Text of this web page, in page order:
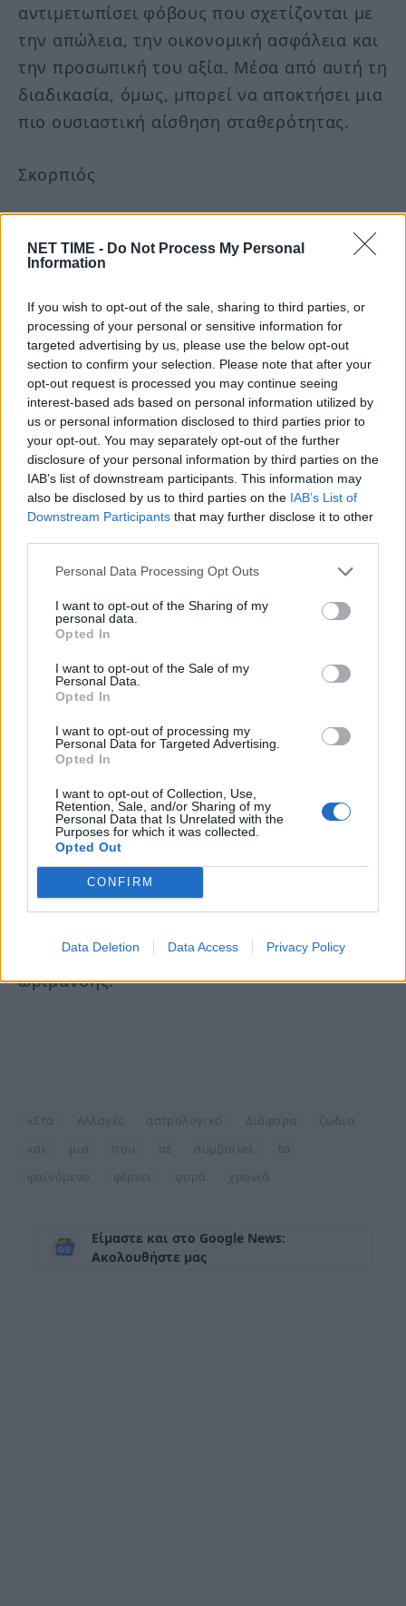
NET TIME - Do Not Process My Personal
Information
If you wish to opt-out of the sale, sharing to third parties, or
processing of your personal or sensitive information for
targeted advertising by us, please use the below opt-out
section to confirm your selection. Please note that after your
opt-out request is processed you may continue seeing
interest-based ads based on personal information utilized by
us or personal information disclosed to third parties prior to
your opt-out. You may separately opt-out of the further
disclosure of your personal information by third parties on the
IAB’s list of downstream participants. This information may
also be disclosed by us to third parties on the IAB’s List of
Downstream Participants that may further disclose it to other
Personal Data Processing Opt Outs
I want to opt-out of the Sharing of my
personal data.
Opted In
I want to opt-out of the Sale of my
Personal Data.
Opted In
I want to opt-out of processing my
Personal Data for Targeted Advertising.
Opted In
I want to opt-out of Collection, Use,
Retention, Sale, and/or Sharing of my
Personal Data that Is Unrelated with the
Purposes for which it was collected.
Opted Out
CONFIRM
Data Deletion Data Access Privacy Policy
αντιμετωπίσει φόβους που σχετίζονται με
την απώλεια, την οικονομική ασφάλεια και
την προσωπική του αξία. Μέσα από αυτή τη
διαδικασία, όμως, μπορεί να αποκτήσει μια
πιο ουσιαστική αίσθηση σταθερότητας.
Σκορπιός
Σκορπιός καλείται να συμφιλιωθεί με την
την εμπιστοσύνη, την εικόνα του σώματος,
την υγεία αλλά και την οικονομική
ασφάλεια ενδέχεται να βρεθούν στο
προσκήνιο.
Λέων
Για τον Λέοντα, η μεγάλη πρόκληση αφορά
την εικόνα που έχει για τον εαυτό του και
την ανάγκη αναγνώρισης. Ο Χείρωνας
μπορεί να οδηγήσει σε μια βαθιά
αναθεώρηση του τρόπου με τον οποίο
ορίζει την προσωπική του αξία,
προσφέροντας τελικά μια πιο αυθεντική
αυτοπεποίθηση.
Υδροχόος
Οι αλλαγές για τον Υδροχόο αναμένονται
ιδιαίτερα έντονες, καθώς η συγκεκριμένη
διέλευση συμπίπτει με άλλες σημαντικές
πλανητικές επιρροές. Τα επόμενα χρόνια
μπορεί να φέρουν βαθιές μεταμορφώσεις
επίπεδο, οδηγώντας τον σε μια νέα φάση
ωρίμανσης.
«Στα Αλλαγές αστρολογικό Διάφορα
ζώδια
μια που σε συμβαίνει
το
φαινόμενο
φέρνει φορά χρονιά
Είμαστε και στο Google News:
Ακολουθήστε μας